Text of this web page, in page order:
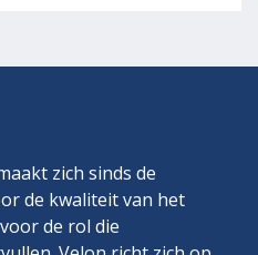
zich sinds de
de kwaliteit van het
de rol die